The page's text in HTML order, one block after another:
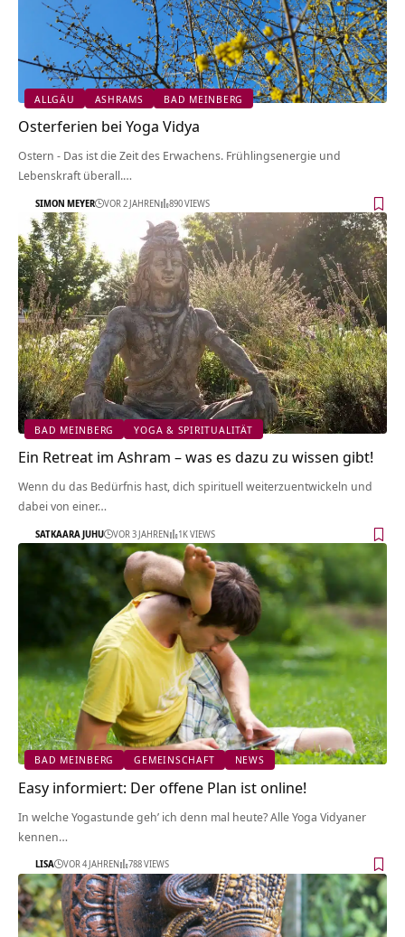
ALLGÄU ASHRAMS BAD MEINBERG
Osterferien bei Yoga Vidya
Ostern - Das ist die Zeit des Erwachens. Frühlingsenergie und
Lebenskraft überall.…
SIMON MEYER VOR 2 JAHREN 890 VIEWS
BAD MEINBERG YOGA & SPIRITUALITÄT
Ein Retreat im Ashram – was es dazu zu wissen gibt!
Wenn du das Bedürfnis hast, dich spirituell weiterzuentwickeln und
dabei von einer…
SATKAARA JUHU VOR 3 JAHREN 1K VIEWS
BAD MEINBERG GEMEINSCHAFT NEWS
Easy informiert: Der offene Plan ist online!
In welche Yogastunde geh’ ich denn mal heute? Alle Yoga Vidyaner
kennen…
LISA VOR 4 JAHREN 788 VIEWS